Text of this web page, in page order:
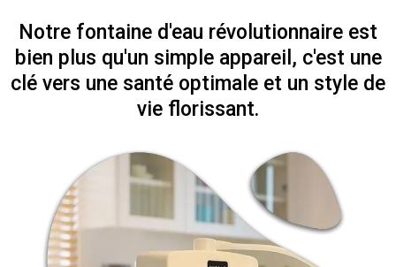
Notre fontaine d'eau révolutionnaire est
bien plus qu'un simple appareil, c'est une
clé vers une santé optimale et un style de
vie florissant.